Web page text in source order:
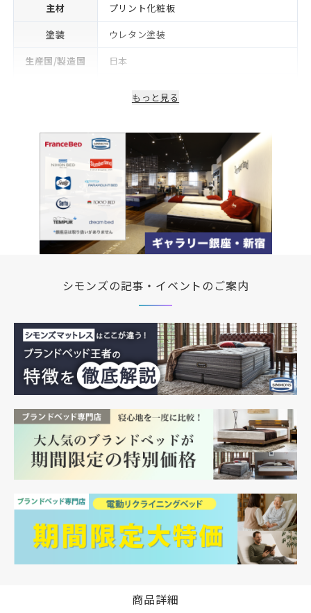
主材
プリント化粧板
塗装
ウレタン塗装
生産国/製造国
日本
もっと見る
シモンズの記事・イベントのご案内
商品詳細